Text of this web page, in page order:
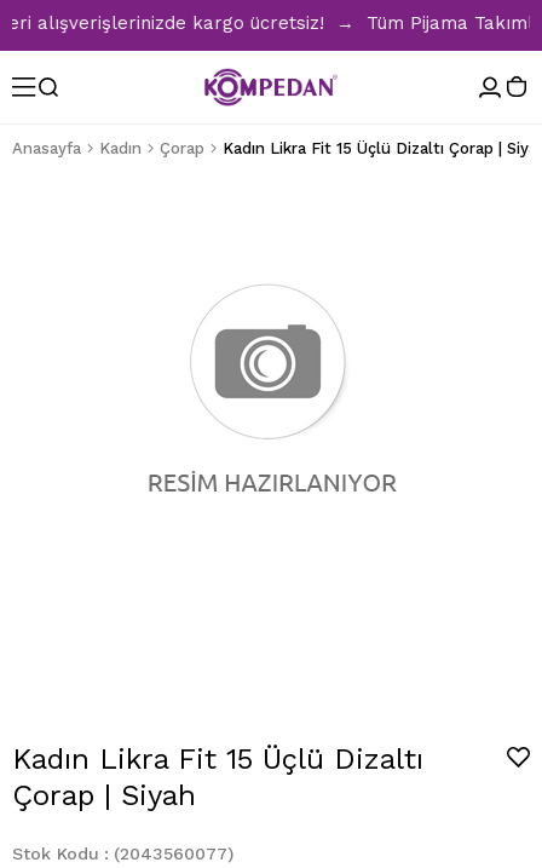
alışverişlerinizde kargo ücretsiz! → Tüm Pijama
Anasayfa Kadın Çorap Kadın Likra Fit 15 Üçlü Dizaltı Çorap |
Kadın Likra Fit 15 Üçlü Dizaltı
Çorap | Siyah
Stok Kodu
(2043560077)